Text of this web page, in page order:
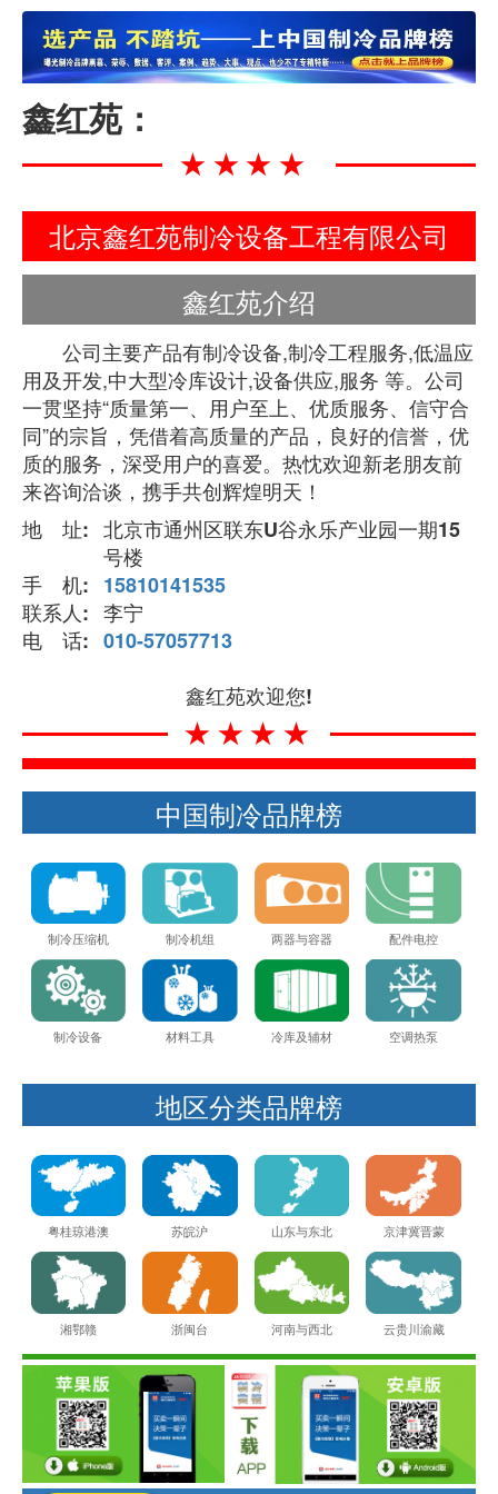
鑫红苑：
★★★★
北京鑫红苑制冷设备工程有限公司
鑫红苑介绍
公司主要产品有制冷设备,制冷工程服务,低温应
用及开发,中大型冷库设计,设备供应,服务 等。公司
一贯坚持“质量第一、用户至上、优质服务、信守合
同”的宗旨，凭借着高质量的产品，良好的信誉，优
质的服务，深受用户的喜爱。热忱欢迎新老朋友前
来咨询洽谈，携手共创辉煌明天！
地 址: 北京市通州区联东U谷永乐产业园一期15
号楼
手 机: 15810141535
联系人: 李宁
电 话: 010-57057713
鑫红苑欢迎您!
★★★★
中国制冷品牌榜
制冷压缩机 制冷机组 两器与容器 配件电控
制冷设备 材料工具 冷库及辅材 空调热泵
地区分类品牌榜
粤桂琼港澳 苏皖沪 山东与东北 京津冀晋蒙
湘鄂赣 浙闽台 河南与西北 云贵川渝藏